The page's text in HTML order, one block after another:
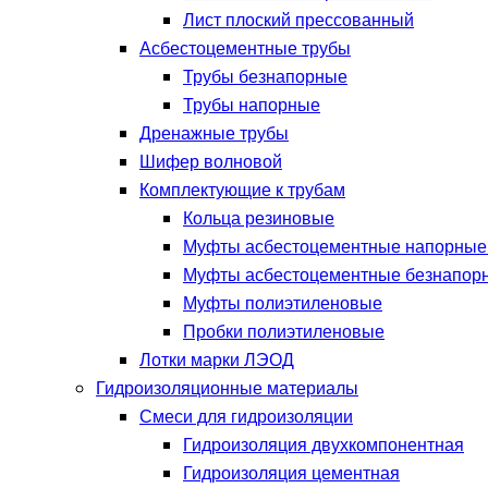
Лист плоский прессованный
Асбестоцементные трубы
Трубы безнапорные
Трубы напорные
Дренажные трубы
Шифер волновой
Комплектующие к трубам
Кольца резиновые
Муфты асбестоцементные
Муфты асбестоцементные
Муфты полиэтиленовые
Пробки полиэтиленовые
Лотки марки ЛЭОД
Гидроизоляционные материалы
Смеси для гидроизоляции
Гидроизоляция двухкомпонентная
Гидроизоляция цементная